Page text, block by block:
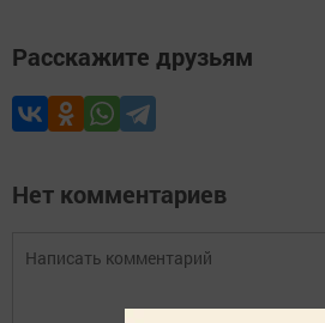
Расскажите друзьям
Нет комментариев